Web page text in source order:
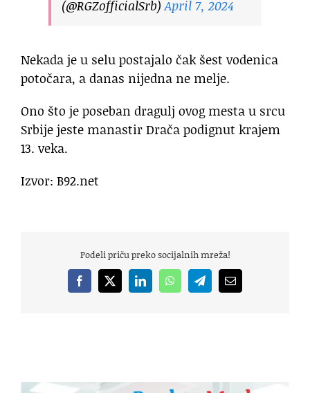
(@RGZofficialSrb)April 7, 2024
Nekada je u selu postajalo čak šest vodenica
potočara, a danas nijedna ne melje.
Ono što je poseban dragulj ovog mesta u srcu
Srbije jeste manastir Drača podignut krajem
13. veka.
Izvor: B92.net
Podeli priču preko socijalnih mreža!
Facebook
X LinkedInWhatsAppTelegramEmail